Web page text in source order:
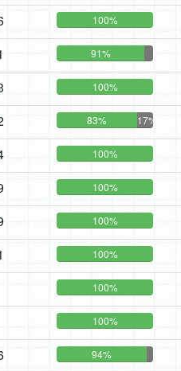
100%
91%
100%
83% 17%
100%
100%
100%
100%
100%
100%
94%